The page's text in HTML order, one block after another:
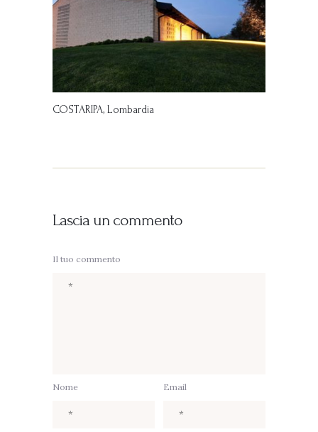
COSTARIPA, Lombardia
Lascia un commento
Il tuo commento
Nome Email